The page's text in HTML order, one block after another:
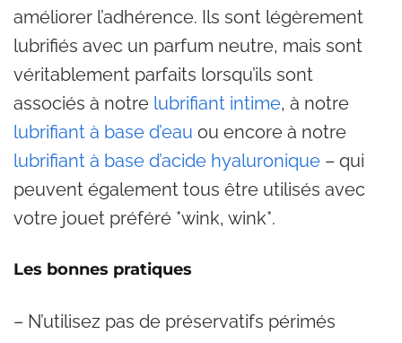
améliorer l’adhérence. Ils sont légèrement
lubrifiés avec un parfum neutre, mais sont
véritablement parfaits lorsqu’ils sont
associés à notre lubrifiant intime, à notre
lubrifiant à base d’eau ou encore à notre
lubrifiant à base d’acide hyaluronique – qui
peuvent également tous être utilisés avec
votre jouet préféré *wink, wink*.
Les bonnes pratiques
– N’utilisez pas de préservatifs périmés